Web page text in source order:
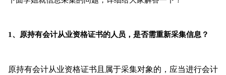
1、原持有会计从业资格证书的人员，是否需重新采集信息？
原持有会计从业资格证书且属于采集对象的，应当进行会计